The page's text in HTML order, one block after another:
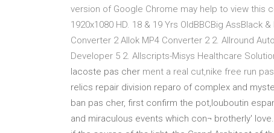
version of Google Chrome may help to view this
1920x1080 HD. 18 & 19 Yrs OldBBCBig AssBlack
Converter 2 Allok MP4 Converter 2 2. Allround
Developer 5 2. Allscripts-Misys Healthcare
lacoste pas cher ment a real cut,nike free run
relics repair division reparo of complex and
ban pas cher, first confirm the pot,louboutin
and miraculous events which con¬ brotherly'